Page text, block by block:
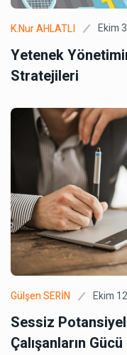
K.Nur AHLATLI Ekim
Yetenek
Stratejileri
Gülşen SERİN Ekim
Sessiz
Çalışanların Gücü